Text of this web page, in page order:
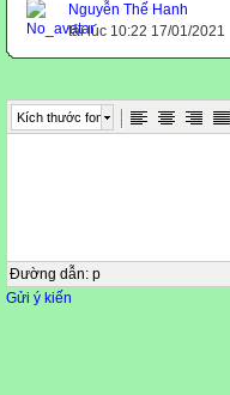
Nguyễn Thế Hanh
tải lúc 10:22 17/01/2021
Kích thước font
Đường dẫn: p
Gửi ý kiến